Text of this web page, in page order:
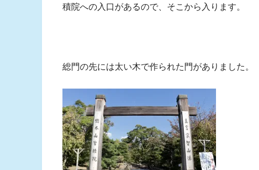
積院への入口があるので、そこから入ります。
総門の先には太い木で作られた門がありました。